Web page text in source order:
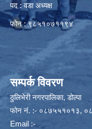
पद : वडा अध्यक्ष
फोन : ९८५१०७११९४
सम्पर्क विवरण
ठुलिभेरी नगरपालिका, डोल्पा
फोन नं. :- ०८७५५१०१३,
Email :-